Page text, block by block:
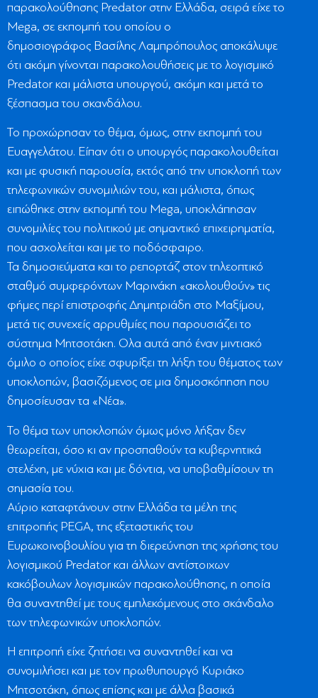
παρακολούθησης Predator στην Ελλάδα, σειρά είχε το
Μega, σε εκπομπή του οποίου ο
δημοσιογράφος Βασίλης Λαμπρόπουλος αποκάλυψε
ότι ακόμη γίνονται παρακολουθήσεις με το λογισμικό
Predator και μάλιστα υπουργού, ακόμη και μετά το
ξέσπασμα του σκανδάλου.
Το προχώρησαν το θέμα, όμως, στην εκπομπή του
Ευαγγελάτου. Είπαν ότι ο υπουργός παρακολουθείται
και με φυσική παρουσία, εκτός από την υποκλοπή των
τηλεφωνικών συνομιλιών του, και μάλιστα, όπως
ειπώθηκε στην εκπομπή του Μega, υποκλάπησαν
συνομιλίες του πολιτικού με σημαντικό επιχειρηματία,
που ασχολείται και με το ποδόσφαιρο.
Τα δημοσιεύματα και το ρεπορτάζ στον τηλεοπτικό
σταθμό συμφερόντων Μαρινάκη «ακολουθούν» τις
φήμες περί επιστροφής Δημητριάδη στο Μαξίμου,
μετά τις συνεχείς αρρυθμίες που παρουσιάζει το
σύστημα Μητσοτάκη. Ολα αυτά από έναν μιντιακό
όμιλο ο οποίος είχε σφυρίξει τη λήξη του θέματος των
υποκλοπών, βασιζόμενος σε μια δημοσκόπηση που
δημοσίευσαν τα «Νέα».
Το θέμα των υποκλοπών όμως μόνο λήξαν δεν
θεωρείται, όσο κι αν προσπαθούν τα κυβερνητικά
στελέχη, με νύχια και με δόντια, να υποβαθμίσουν τη
σημασία του.
Αύριο καταφτάνουν στην Ελλάδα τα μέλη της
επιτροπής PEGA, της εξεταστικής του
Ευρωκοινοβουλίου για τη διερεύνηση της χρήσης του
λογισμικού Predator και άλλων αντίστοιχων
κακόβουλων λογισμικών παρακολούθησης, η οποία
θα συναντηθεί με τους εμπλεκόμενους στο σκάνδαλο
των τηλεφωνικών υποκλοπών.
Η επιτροπή είχε ζητήσει να συναντηθεί και να
συνομιλήσει και με τον πρωθυπουργό Κυριάκο
Μητσοτάκη, όπως επίσης και με άλλα βασικά